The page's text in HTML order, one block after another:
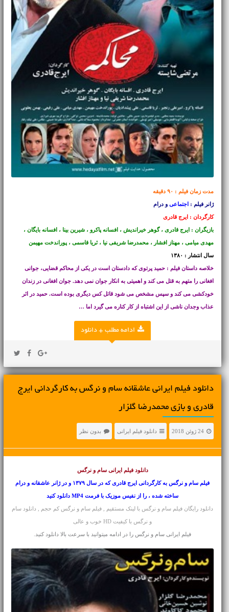
مدت زمان فیلم : ۹۰ دقیقه
ژانر فیلم : اجتماعی و درام
کارگردان : ایرج قادری
بازیگران : ایرج قادری ، گوهر خیراندیش ، افسانه پاکرو ، شیرین بینا ، افسانه بایگان ،
مهدی میامی ، مهناز افشار ، محمد‌رضا شریفی نیا ، ثریا قاسمی ، پوراندخت مهیمن
سال انتشار : ۱۳۸۰
خلاصه داستان فیلم : حمید پرتوی که دادستان است در یکی از محاکم قضایی، جوانی
افغانی را متهم به قتل می کند و اهمیتی به انکار جوان نمی دهد. جوان افغانی در زندان
خودکشی می کند و سپس مشخص می شود قاتل کس دیگری بوده است. حمید در اثر
عذاب وجدان ناشی از این اشتباه از کار کناره می گیرد اما …
ادامه مطلب + دانلود
دانلود فیلم ایرانی عاشقانه سام و نرگس به کارگردانی ایرج
قادری و بازی محمدرضا گلزار
24 ژوئن 2018 دانلود فیلم ایرانی بدون نظر
دانلود فیلم ایرانی سام و نرگس
فیلم سام و نرگس به کارگردانی ایرج قادری که در سال ۱۳۷۹ و در ژانر عاشقانه و درام
ساخته شده ، را از نفیس موزیک با فرمت MP4 دانلود کنید
دانلود رایگان فیلم سام و نرگس با لینک مستقیم , فیلم سام و نرگس کم حجم , دانلود سام
و نرگس با کیفیت HD خوب و عالی
فیلم ایرانی سام و نرگس را در ادامه میتوانید با سرعت بالا دانلود کنید.